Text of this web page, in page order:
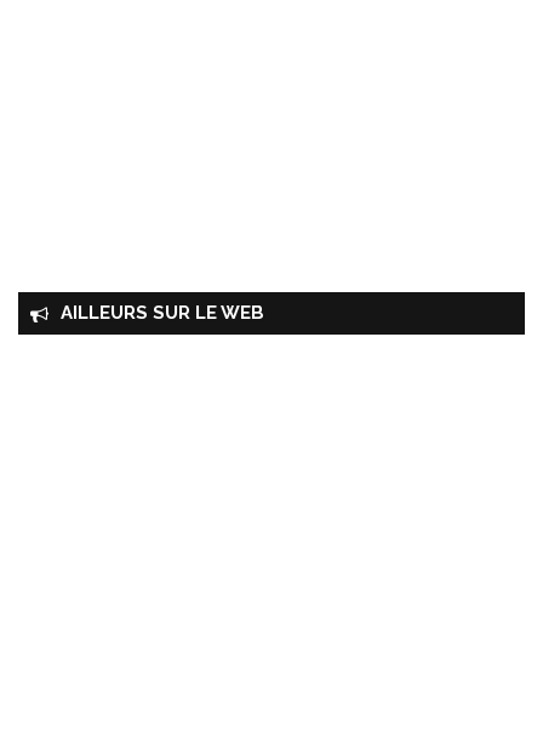
AILLEURS SUR LE WEB